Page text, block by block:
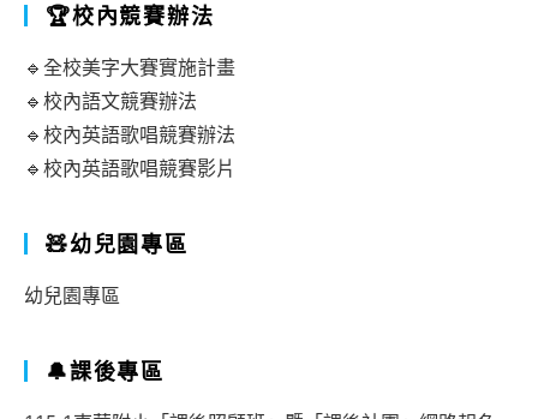
🏆校內競賽辦法
🔹全校美字大賽實施計畫
🔹校內語文競賽辦法
🔹校內英語歌唱競賽辦法
🔹校內英語歌唱競賽影片
🧸幼兒園專區
幼兒園專區
🔔課後專區